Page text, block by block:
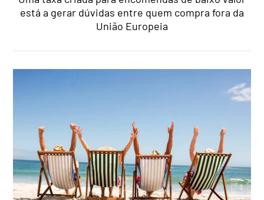
está a gerar dúvidas entre quem compra fora da
União Europeia